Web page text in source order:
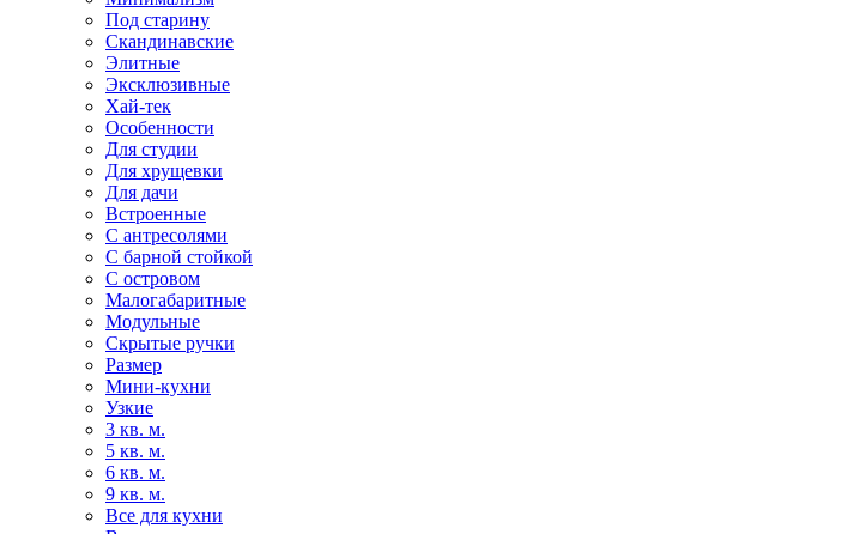
Под старину
Скандинавские
Элитные
Эксклюзивные
Хай-тек
Особенности
Для студии
Для хрущевки
Для дачи
Встроенные
С антресолями
С барной стойкой
С островом
Малогабаритные
Модульные
Скрытые ручки
Размер
Мини-кухни
Узкие
3 кв. м.
5 кв. м.
6 кв. м.
9 кв. м.
Все для кухни